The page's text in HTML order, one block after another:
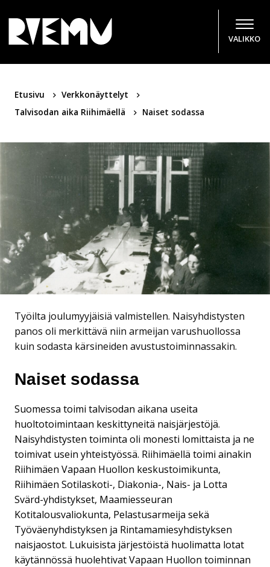
VALIKKO
Etusivu
Verkkonäyttelyt
Talvisodan aika Riihimäellä
Naiset sodassa
Työilta joulumyyjäisiä valmistellen. Naisyhdistysten
panos oli merkittävä niin armeijan varushuollossa
kuin sodasta kärsineiden avustustoiminnassakin.
Naiset sodassa
Suomessa toimi talvisodan aikana useita
huoltotoimintaan keskittyneitä naisjärjestöjä.
Naisyhdistysten toiminta oli monesti lomittaista ja ne
toimivat usein yhteistyössä. Riihimäellä toimi ainakin
Riihimäen Vapaan Huollon keskustoimikunta,
Riihimäen Sotilaskoti-, Diakonia-, Nais- ja Lotta
Svärd-yhdistykset, Maamiesseuran
Kotitalousvaliokunta, Pelastusarmeija sekä
Työväenyhdistyksen ja Rintamamiesyhdistyksen
naisjaostot. Lukuisista järjestöistä huolimatta lotat
käytännössä huolehtivat Vapaan Huollon toiminnan